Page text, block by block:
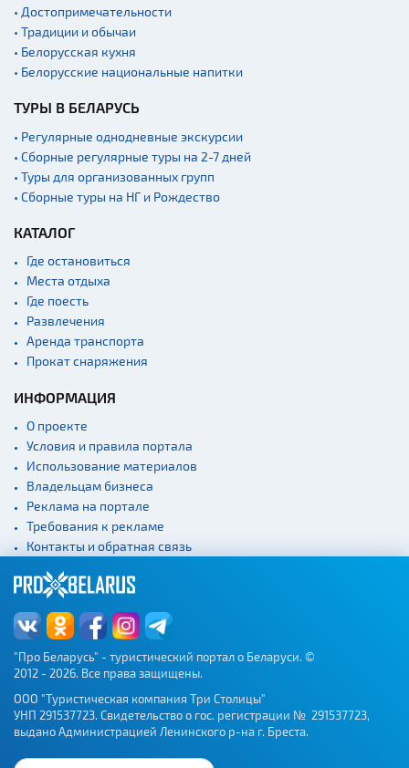
• Достопримечательности
• Традиции и обычаи
• Белорусская кухня
• Белорусские национальные напитки
ТУРЫ В БЕЛАРУСЬ
• Регулярные однодневные экскурсии
• Сборные регулярные туры на 2-7 дней
• Туры для организованных групп
• Сборные туры на НГ и Рождество
КАТАЛОГ
Где остановиться
Места отдыха
Где поесть
Развлечения
Аренда транспорта
Прокат снаряжения
ИНФОРМАЦИЯ
О проекте
Условия и правила портала
Использование материалов
Владельцам бизнеса
Реклама на портале
Требования к рекламе
Контакты и обратная связь
"Про Беларусь" - туристический портал о Беларуси. ©
2012 - 2026. Все права защищены.
ООО "Туристическая компания Три Столицы"
УНП 291537723. Свидетельство о гос. регистрации № 291537723,
выдано Администрацией Ленинского р-на г. Бреста.